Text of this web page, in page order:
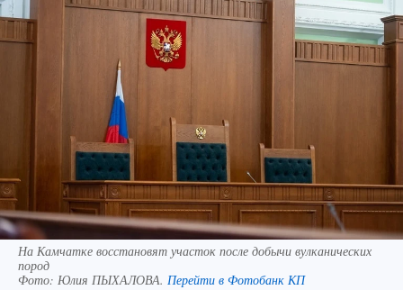
На Камчатке восстановят участок после добычи вулканических
пород
Фото: Юлия ПЫХАЛОВА. Перейти в Фотобанк КП